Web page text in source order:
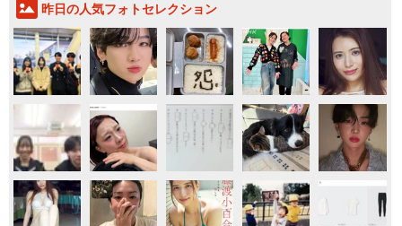
昨日の人気フォトセレクション